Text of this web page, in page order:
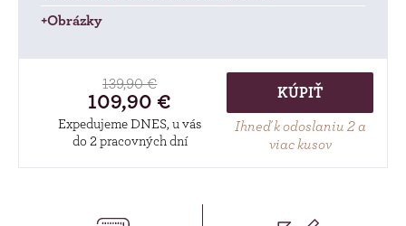
+Obrázky
139,90 €
109,90 €
Expedujeme DNES, u vás
do 2 pracovných dní
KÚPIŤ
Ihneď k odoslaniu 2 a
viac kusov